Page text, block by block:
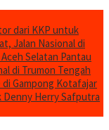
dari KKP untuk
Jalan Nasional di
Selatan Pantau
di Trumon Tengah
di Gampong Kotafajar
Denny Herry Safputra